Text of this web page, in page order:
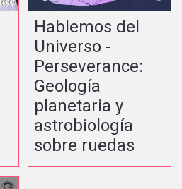
Hablemos del
Universo -
Perseverance:
Geología
planetaria y
astrobiología
sobre ruedas